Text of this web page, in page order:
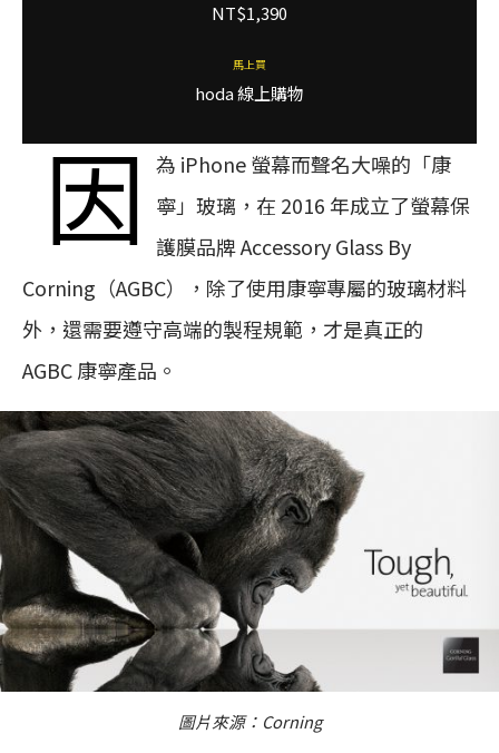
NT$1,390
馬上買
hoda 線上購物
因 為 iPhone 螢幕而聲名大噪的「康
寧」玻璃，在 2016 年成立了螢幕保
護膜品牌 Accessory Glass By
Corning（AGBC），除了使用康寧專屬的玻璃材料
外，還需要遵守高端的製程規範，才是真正的
AGBC 康寧產品。
圖片來源：Corning